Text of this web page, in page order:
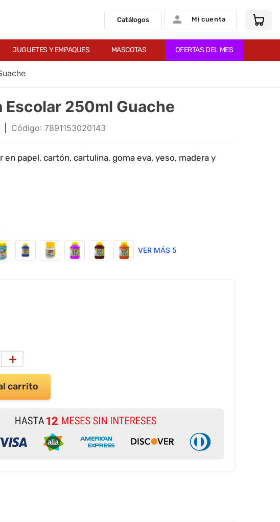
Catálogos Mi cuenta
JUGUETES Y EMPAQUES MASCOTAS OFERTAS DEL MES
Escolar 250ml Guache
: 7891153020143
en papel, cartón, cartulina, goma eva, yeso, madera y
VER MÁS 5
＋
carrito